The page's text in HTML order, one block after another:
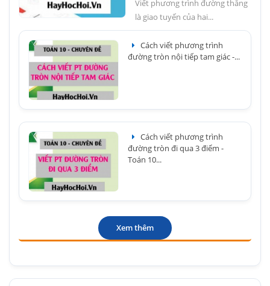
Viết phương trình đường thẳng
là giao tuyến của hai...
Cách viết phương trình
đường tròn nội tiếp tam giác -...
Cách viết phương trình
đường tròn đi qua 3 điểm -
Toán 10...
Xem thêm